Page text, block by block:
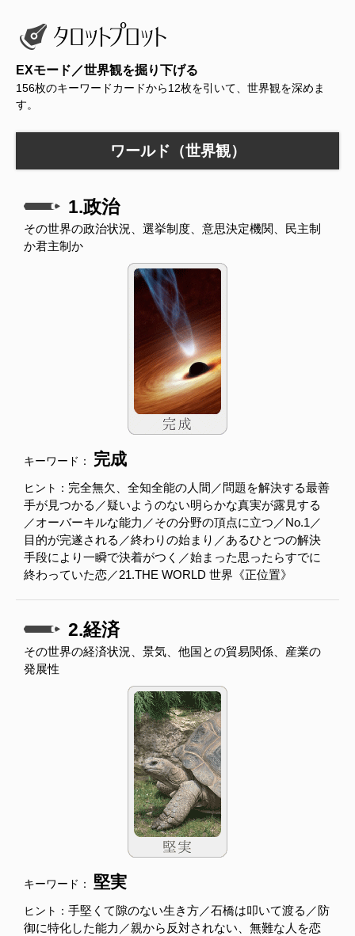
EXモード／世界観を掘り下げる
156枚のキーワードカードから12枚を引いて、世界観を深めま
す。
ワールド（世界観）
1.政治
その世界の政治状況、選挙制度、意思決定機関、民主制
か君主制か
キーワード： 完成
ヒント： 完全無欠、全知全能の人間／問題を解決する最善
手が見つかる／疑いようのない明らかな真実が露見する
／オーバーキルな能力／その分野の頂点に立つ／No.1／
目的が完遂される／終わりの始まり／あるひとつの解決
手段により一瞬で決着がつく／始まった思ったらすでに
終わっていた恋／21.THE WORLD 世界《正位置》
2.経済
その世界の経済状況、景気、他国との貿易関係、産業の
発展性
キーワード： 堅実
ヒント： 手堅くて隙のない生き方／石橋は叩いて渡る／防
御に特化した能力／親から反対されない、無難な人を恋